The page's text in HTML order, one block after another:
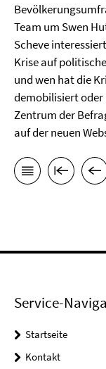
Team um Swen
Scheve
Krise auf
und wen hat die
demobilisiert oder
Zentrum der
auf der neuen
Service-
Startseite
Kontakt